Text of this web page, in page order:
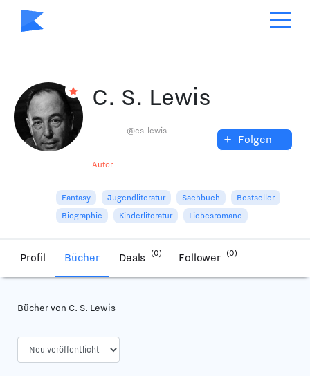
C. S. Lewis
Autor
@cs-lewis + Folgen
Fantasy Jugendliteratur Sachbuch
Bestseller
Biographie
Kinderliteratur Liebesromane
Profil Bücher Deals (0) Follower (0)
Bücher von C. S. Lewis